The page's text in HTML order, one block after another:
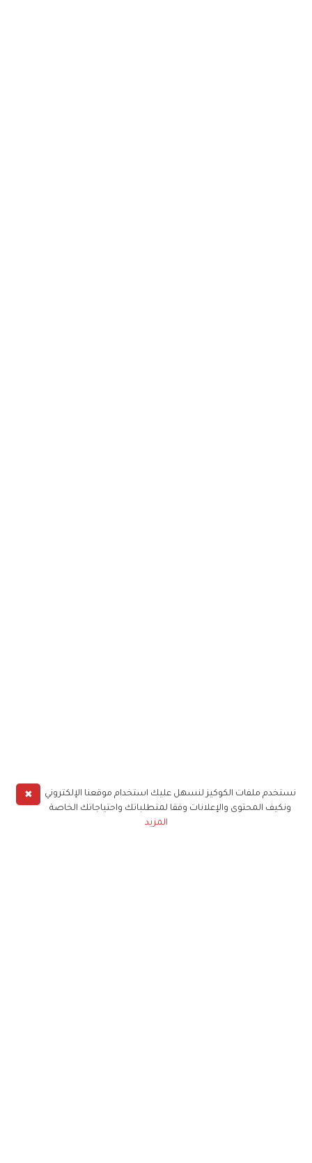
✖
نستخدم ملفات الكوكيز لنسهل عليك استخدام موقعنا الإلكتروني
ونكيف المحتوى والإعلانات وفقا لمتطلباتك واحتياجاتك الخاصة
المزيد